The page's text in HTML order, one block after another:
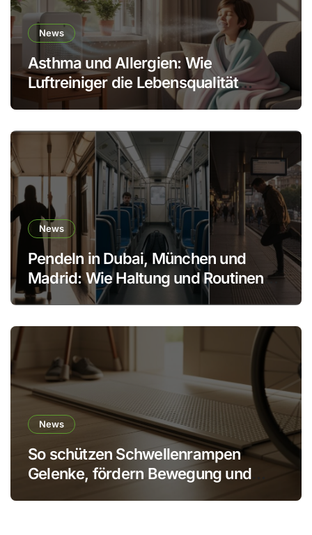
News
Asthma und Allergien: Wie
Luftreiniger die Lebensqualität
verbessern
News
Pendeln in Dubai, München und
Madrid: Wie Haltung und Routinen
den Körper schonen
News
So schützen Schwellenrampen
Gelenke, fördern Bewegung und